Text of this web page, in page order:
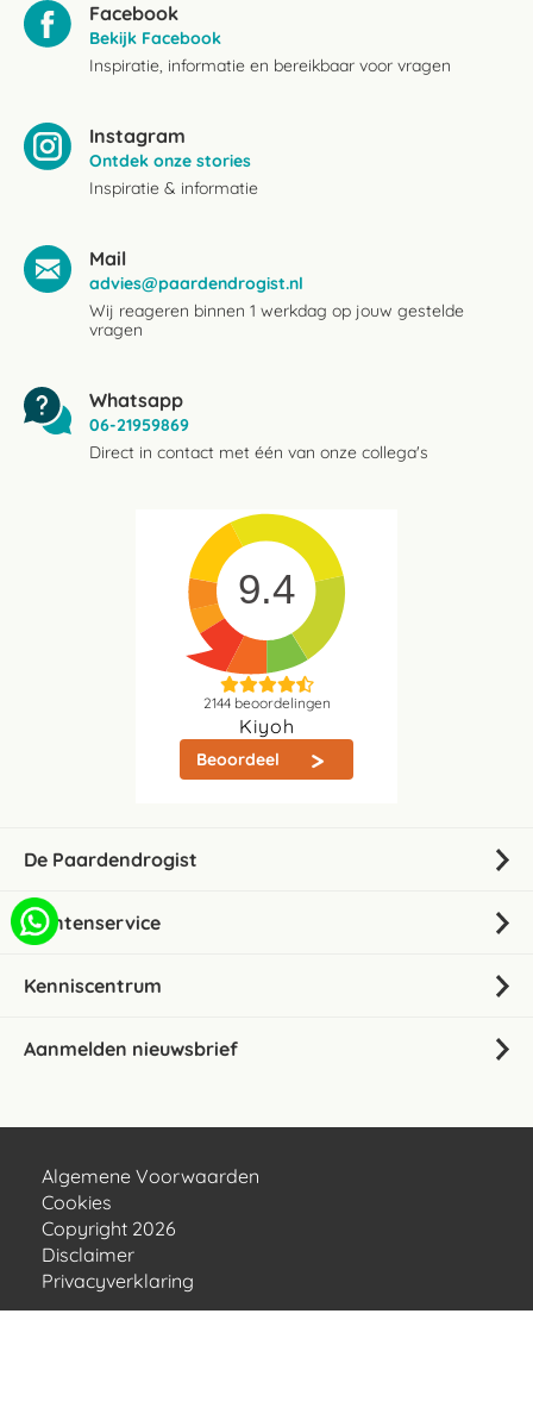
Facebook
Bekijk Facebook
Inspiratie, informatie en bereikbaar voor vragen
Instagram
Ontdek onze stories
Inspiratie & informatie
Mail
advies@paardendrogist.nl
Wij reageren binnen 1 werkdag op jouw gestelde
vragen
Whatsapp
06-21959869
Direct in contact met één van onze collega's
9.4
2144beoordelingen
Kiyoh
Beoordeel
De Paardendrogist
Klantenservice
Kenniscentrum
Aanmelden nieuwsbrief
Algemene Voorwaarden
Cookies
Copyright 2026
Disclaimer
Privacyverklaring